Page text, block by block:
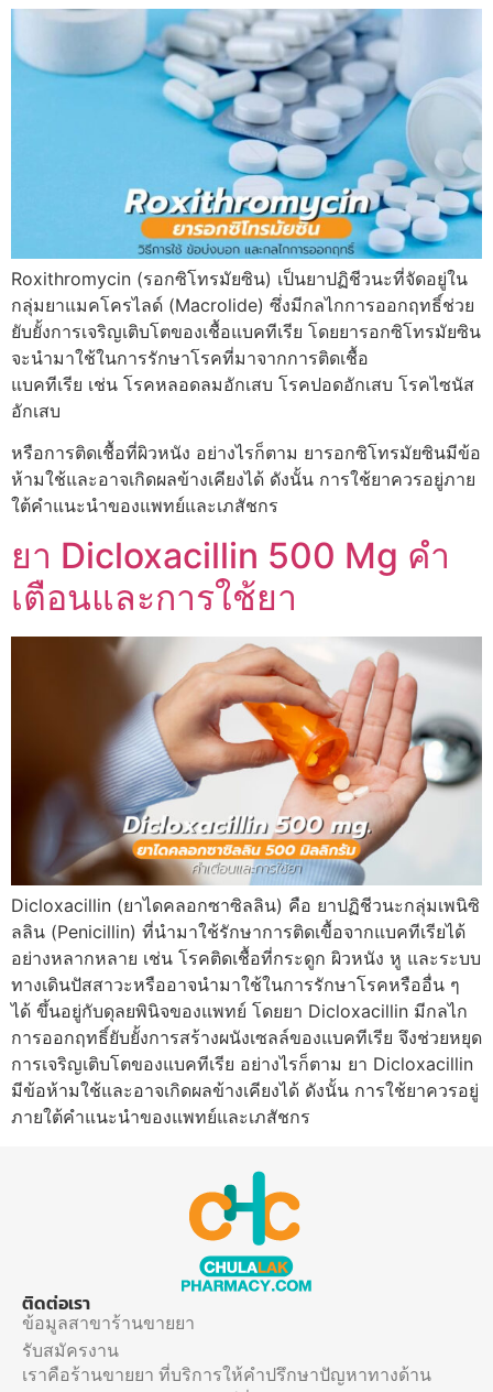
Roxithromycin (รอกซิโทรมัยซิน) เป็นยาปฏิชีวนะที่จัดอยู่ใน
กลุ่มยาแมคโครไลด์ (Macrolide) ซึ่งมีกลไกการออกฤทธิ์ช่วย
ยับยั้งการเจริญเติบโตของเชื้อแบคทีเรีย โดยยารอกซิโทรมัยซิน
จะนำมาใช้ในการรักษาโรคที่มาจากการติดเชื้อ
แบคทีเรีย เช่น โรคหลอดลมอักเสบ โรคปอดอักเสบ โรคไซนัส
อักเสบ
หรือการติดเชื้อที่ผิวหนัง อย่างไรก็ตาม ยารอกซิโทรมัยซินมีข้อ
ห้ามใช้และอาจเกิดผลข้างเคียงได้ ดังนั้น การใช้ยาควรอยู่ภาย
ใต้คำแนะนำของแพทย์และเภสัชกร
ยา Dicloxacillin 500 Mg คำ
เตือนและการใช้ยา
Dicloxacillin (ยาไดคลอกซาซิลลิน) คือ ยาปฏิชีวนะกลุ่มเพนิซิ
ลลิน (Penicillin) ที่นำมาใช้รักษาการติดเขื้อจากแบคทีเรียได้
อย่างหลากหลาย เช่น โรคติดเชื้อที่กระดูก ผิวหนัง หู และระบบ
ทางเดินปัสสาวะหรืออาจนำมาใช้ในการรักษาโรคหรืออื่น ๆ
ได้ ขึ้นอยู่กับดุลยพินิจของแพทย์ โดยยา Dicloxacillin มีกลไก
การออกฤทธิ์ยับยั้งการสร้างผนังเซลล์ของแบคทีเรีย จึงช่วยหยุด
การเจริญเติบโตของแบคทีเรีย อย่างไรก็ตาม ยา Dicloxacillin
มีข้อห้ามใช้และอาจเกิดผลข้างเคียงได้ ดังนั้น การใช้ยาควรอยู่
ภายใต้คำแนะนำของแพทย์และเภสัชกร
ติดต่อเรา
ข้อมูลสาขาร้านขายยา
รับสมัครงาน
เราคือร้านขายยา ที่บริการให้คำปรึกษาปัญหาทางด้าน